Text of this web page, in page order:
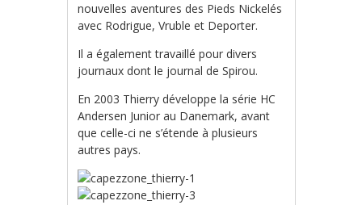
nouvelles aventures des Pieds Nickelés
avec Rodrigue, Vruble et Deporter.
Il a également travaillé pour divers
journaux dont le journal de Spirou.
En 2003 Thierry développe la série HC
Andersen Junior au Danemark, avant
que celle-ci ne s’étende à plusieurs
autres pays.